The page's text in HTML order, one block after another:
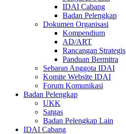
IDAI Cabang
Badan Pelengkap
Dokumen Organisasi
Kompendium
AD/ART
Rancangan Strategis
Panduan Bermitra
Sebaran Anggota IDAI
Komite Website IDAI
Forum Komunikasi
Badan Pelengkap
UKK
Satgas
Badan Pelengkap Lain
IDAI Cabang